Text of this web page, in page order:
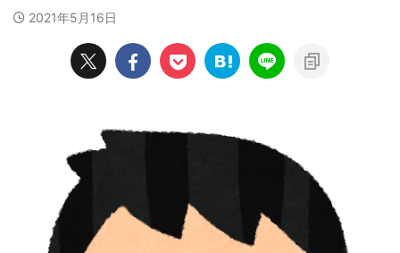
2021年5月16日